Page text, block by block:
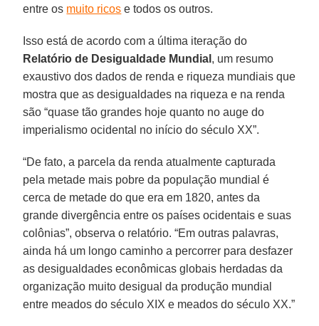
entre os muito ricos e todos os outros.
Isso está de acordo com a última iteração do
Relatório de Desigualdade Mundial , um resumo
exaustivo dos dados de renda e riqueza mundiais que
mostra que as desigualdades na riqueza e na renda
são “quase tão grandes hoje quanto no auge do
imperialismo ocidental no início do século XX”.
“De fato, a parcela da renda atualmente capturada
pela metade mais pobre da população mundial é
cerca de metade do que era em 1820, antes da
grande divergência entre os países ocidentais e suas
colônias”, observa o relatório. “Em outras palavras,
ainda há um longo caminho a percorrer para desfazer
as desigualdades econômicas globais herdadas da
organização muito desigual da produção mundial
entre meados do século XIX e meados do século XX.”